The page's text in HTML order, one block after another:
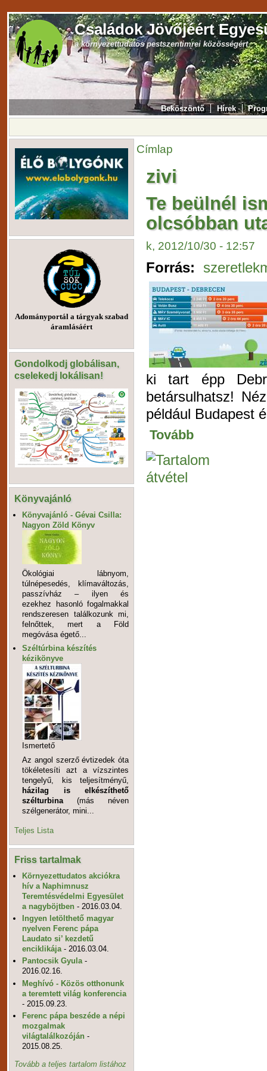
Családok Jövőjéért
a környezettudatos pestszentimrei közösségért
Beköszöntő Hírek
Adományportál a tárgyak szabad
áramlásáért
Gondolkodj globálisan,
cselekedj lokálisan!
Könyvajánló
Könyvajánló - Gévai Csilla:
Nagyon Zöld Könyv
Ökológiai lábnyom,
túlnépesedés, klímaváltozás,
passzívház – ilyen és
ezekhez hasonló fogalmakkal
rendszeresen találkozunk mi,
felnőttek, mert a Föld
megóvása égető...
Széltúrbina készítés
kézikönyve
Ismertető
Az angol szerző évtizedek óta
tökéletesíti azt a vízszintes
tengelyű, kis teljesítményű,
házilag is elkészíthető
szélturbina (más néven
szélgenerátor, mini...
Teljes Lista
Friss tartalmak
Környezettudatos akciókra
hív a Naphimnusz
Teremtésvédelmi Egyesület
a nagyböjtben - 2016.03.04.
Ingyen letölthető magyar
nyelven Ferenc pápa
Laudato si’ kezdetű
enciklikája - 2016.03.04.
Pantocsik Gyula -
2016.02.16.
Meghívó - Közös otthonunk
a teremtett világ konferencia
- 2015.09.23.
Ferenc pápa beszéde a népi
mozgalmak
világtalálkozóján -
2015.08.25.
Tovább a teljes tartalom listához
Címlap
zivi
Te beülnél
olcsóbban
k, 2012/10/30 - 12:57
Forrás:
ki tart épp
betársulhatsz!
például Budapest
Tovább